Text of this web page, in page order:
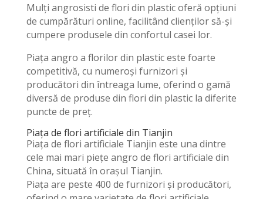
Mulți angrosisti de flori din plastic oferă opțiuni
de cumpărături online, facilitând clienților să-și
cumpere produsele din confortul casei lor.
Piața angro a florilor din plastic este foarte
competitivă, cu numeroși furnizori și
producători din întreaga lume, oferind o gamă
diversă de produse din flori din plastic la diferite
puncte de preț.
Piața de flori artificiale din Tianjin
Piața de flori artificiale Tianjin este una dintre
cele mai mari piețe angro de flori artificiale din
China, situată în orașul Tianjin.
Piața are peste 400 de furnizori și producători,